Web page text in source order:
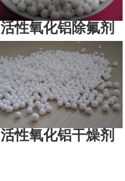
活性氧化铝除氟剂
活性氧化铝干燥剂